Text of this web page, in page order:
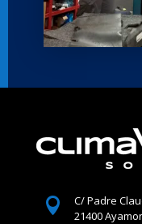

C/ Padre
21400